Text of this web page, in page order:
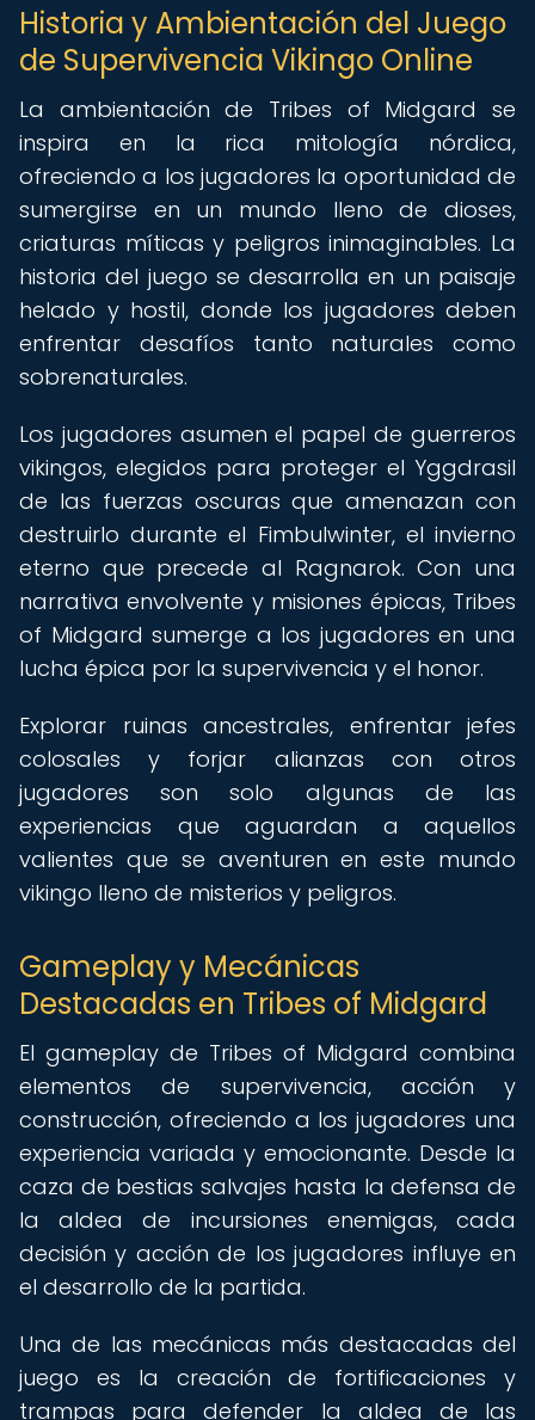
Historia y Ambientación del Juego
de Supervivencia Vikingo Online
La ambientación de Tribes of Midgard se
inspira en la rica mitología nórdica,
ofreciendo a los jugadores la oportunidad de
sumergirse en un mundo lleno de dioses,
criaturas míticas y peligros inimaginables. La
historia del juego se desarrolla en un paisaje
helado y hostil, donde los jugadores deben
enfrentar desafíos tanto naturales como
sobrenaturales.
Los jugadores asumen el papel de guerreros
vikingos, elegidos para proteger el Yggdrasil
de las fuerzas oscuras que amenazan con
destruirlo durante el Fimbulwinter, el invierno
eterno que precede al Ragnarok. Con una
narrativa envolvente y misiones épicas, Tribes
of Midgard sumerge a los jugadores en una
lucha épica por la supervivencia y el honor.
Explorar ruinas ancestrales, enfrentar jefes
colosales y forjar alianzas con otros
jugadores son solo algunas de las
experiencias que aguardan a aquellos
valientes que se aventuren en este mundo
vikingo lleno de misterios y peligros.
Gameplay y Mecánicas
Destacadas en Tribes of Midgard
El gameplay de Tribes of Midgard combina
elementos de supervivencia, acción y
construcción, ofreciendo a los jugadores una
experiencia variada y emocionante. Desde la
caza de bestias salvajes hasta la defensa de
la aldea de incursiones enemigas, cada
decisión y acción de los jugadores influye en
el desarrollo de la partida.
Una de las mecánicas más destacadas del
juego es la creación de fortificaciones y
trampas para defender la aldea de las